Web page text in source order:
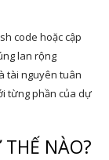
code hoặc cập
lan rộng
tài nguyên tuân
từng phần của dự
NÀO?